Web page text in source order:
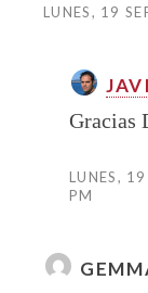
LUNES, 19
Gracias
LUNES,
PM